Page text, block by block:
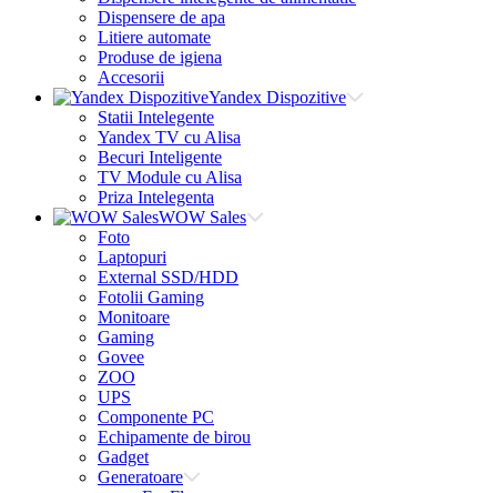
Dispensere de apa
Litiere automate
Produse de igiena
Accesorii
Yandex Dispozitive
Statii Intelegente
Yandex TV cu Alisa
Becuri Inteligente
TV Module cu Alisa
Priza Intelegenta
WOW Sales
Foto
Laptopuri
External SSD/HDD
Fotolii Gaming
Monitoare
Gaming
Govee
ZOO
UPS
Componente PC
Echipamente de birou
Gadget
Generatoare